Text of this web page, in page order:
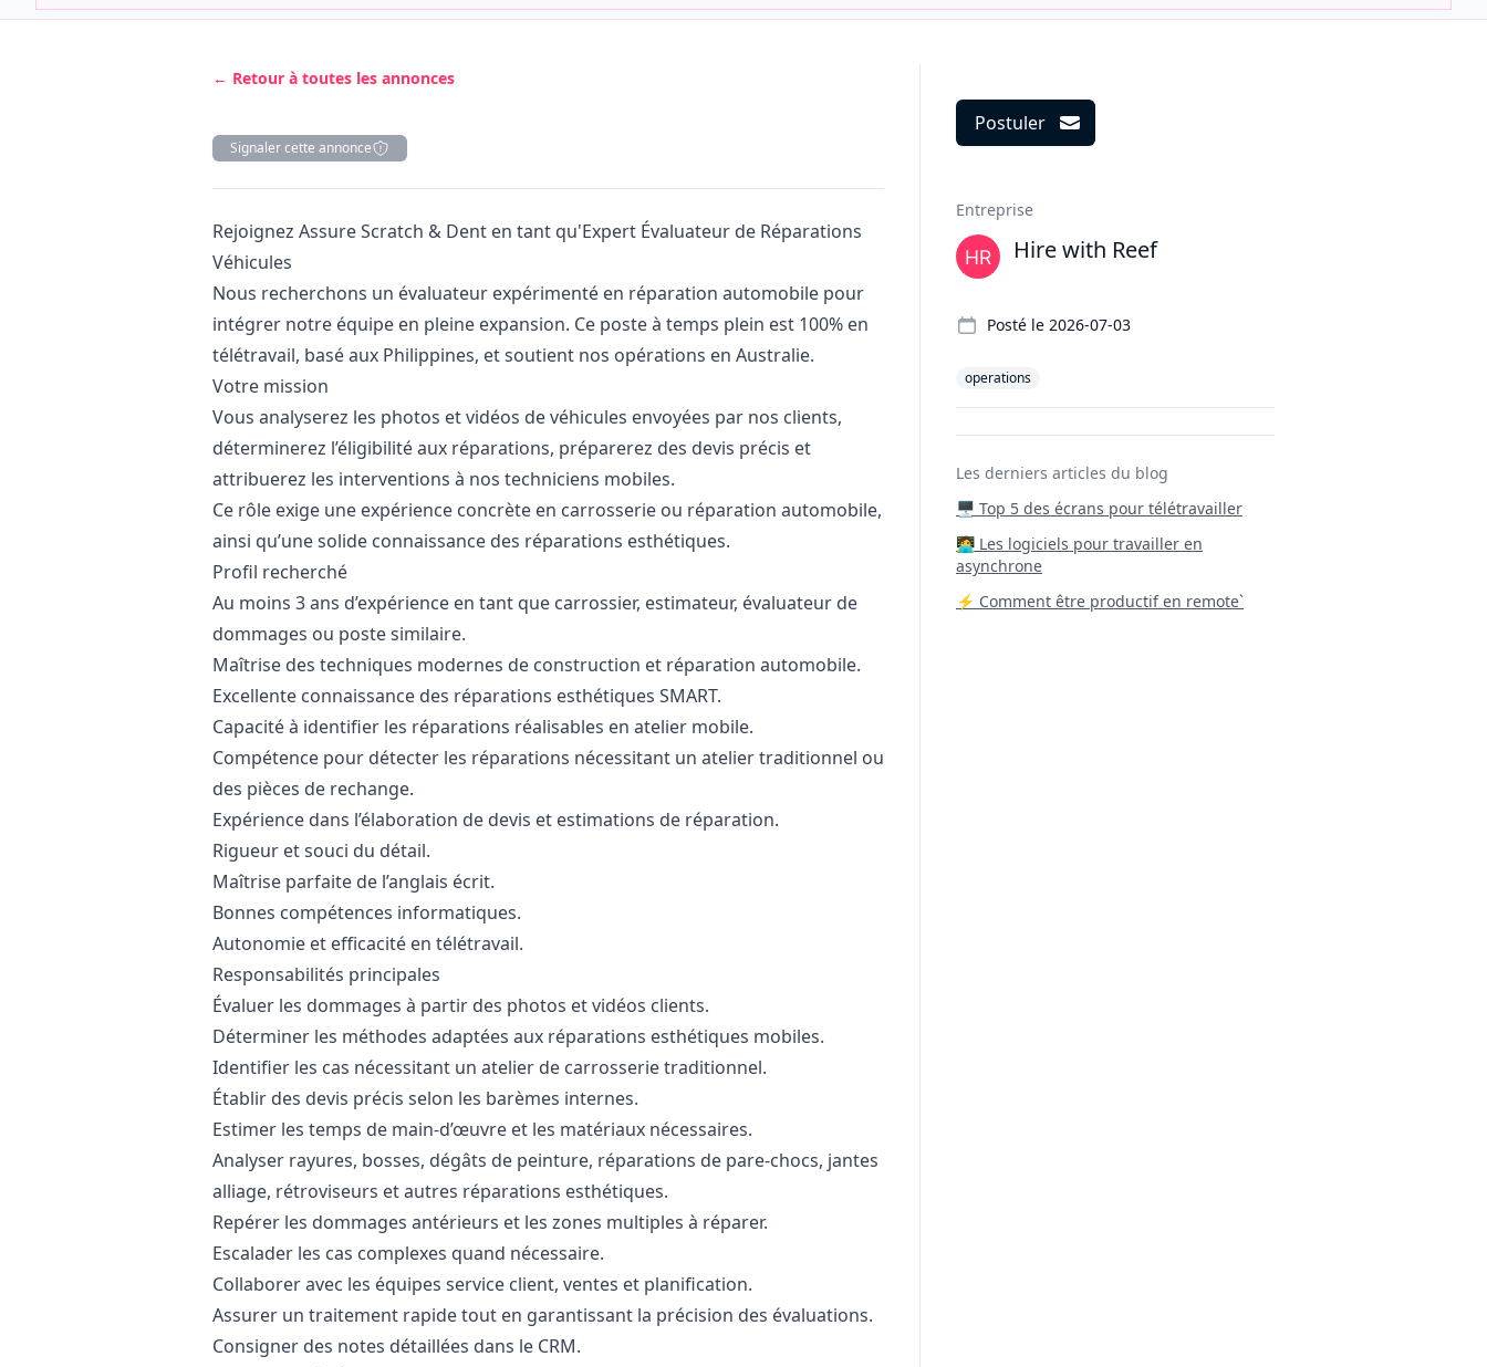
← Retour à toutes les annonces
Signaler cette annonce
Description
Rejoignez Assure Scratch & Dent en tant qu'Expert Évaluateur de Réparations
Véhicules
Nous recherchons un évaluateur expérimenté en réparation automobile pour
intégrer notre équipe en pleine expansion. Ce poste à temps plein est 100% en
télétravail, basé aux Philippines, et soutient nos opérations en Australie.
Votre mission
Vous analyserez les photos et vidéos de véhicules envoyées par nos clients,
déterminerez l’éligibilité aux réparations, préparerez des devis précis et
attribuerez les interventions à nos techniciens mobiles.
Ce rôle exige une expérience concrète en carrosserie ou réparation automobile,
ainsi qu’une solide connaissance des réparations esthétiques.
Profil recherché
Au moins 3 ans d’expérience en tant que carrossier, estimateur, évaluateur de
dommages ou poste similaire.
Maîtrise des techniques modernes de construction et réparation automobile.
Excellente connaissance des réparations esthétiques SMART.
Capacité à identifier les réparations réalisables en atelier mobile.
Compétence pour détecter les réparations nécessitant un atelier traditionnel ou
des pièces de rechange.
Expérience dans l’élaboration de devis et estimations de réparation.
Rigueur et souci du détail.
Maîtrise parfaite de l’anglais écrit.
Bonnes compétences informatiques.
Autonomie et efficacité en télétravail.
Responsabilités principales
Évaluer les dommages à partir des photos et vidéos clients.
Déterminer les méthodes adaptées aux réparations esthétiques mobiles.
Identifier les cas nécessitant un atelier de carrosserie traditionnel.
Établir des devis précis selon les barèmes internes.
Estimer les temps de main-d’œuvre et les matériaux nécessaires.
Analyser rayures, bosses, dégâts de peinture, réparations de pare-chocs, jantes
alliage, rétroviseurs et autres réparations esthétiques.
Repérer les dommages antérieurs et les zones multiples à réparer.
Escalader les cas complexes quand nécessaire.
Collaborer avec les équipes service client, ventes et planification.
Assurer un traitement rapide tout en garantissant la précision des évaluations.
Consigner des notes détaillées dans le CRM.
Postuler
Entreprise
Hire with Reef
Posté le 2026-07-03
operations
Les derniers articles du blog
🖥️ Top 5 des écrans pour télétravailler
‍🧑‍💻 Les logiciels pour travailler en
asynchrone
⚡ Comment être productif en remote`